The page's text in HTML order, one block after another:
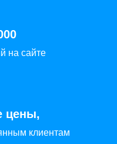
на сайте
цены,
клиентам